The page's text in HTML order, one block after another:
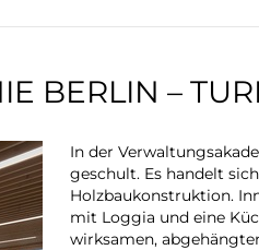
BERLIN –
In der
geschult. Es handelt
Holzbaukonstruktion.
mit Loggia und eine
wirksamen,